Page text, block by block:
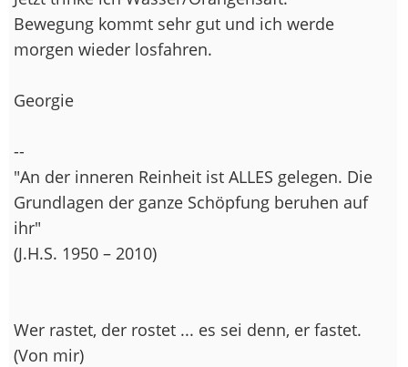
Bewegung kommt sehr gut und ich werde
morgen wieder losfahren.
Georgie
--
"An der inneren Reinheit ist ALLES gelegen. Die
Grundlagen der ganze Schöpfung beruhen auf
ihr"
(J.H.S. 1950 – 2010)
Wer rastet, der rostet ... es sei denn, er fastet.
(Von mir)